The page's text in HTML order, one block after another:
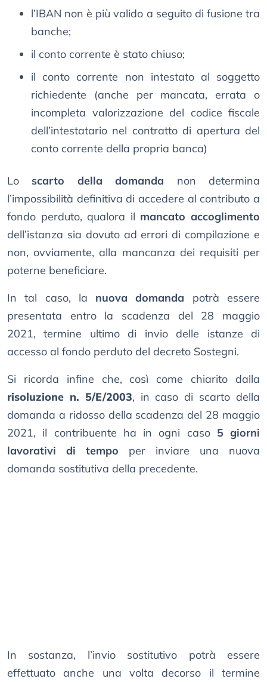
l’IBAN non è più valido a seguito di fusione tra
banche;
il conto corrente è stato chiuso;
il conto corrente non intestato al soggetto
richiedente (anche per mancata, errata o
incompleta valorizzazione del codice fiscale
dell’intestatario nel contratto di apertura del
conto corrente della propria banca)
Lo scarto della domanda non determina
l’impossibilità definitiva di accedere al contributo a
fondo perduto, qualora il mancato accoglimento
dell’istanza sia dovuto ad errori di compilazione e
non, ovviamente, alla mancanza dei requisiti per
poterne beneficiare.
In tal caso, la nuova domanda potrà essere
presentata entro la scadenza del 28 maggio
2021, termine ultimo di invio delle istanze di
accesso al fondo perduto del decreto Sostegni.
Si ricorda infine che, così come chiarito dalla
risoluzione n. 5/E/2003, in caso di scarto della
domanda a ridosso della scadenza del 28 maggio
2021, il contribuente ha in ogni caso 5 giorni
lavorativi di tempo per inviare una nuova
domanda sostitutiva della precedente.
In sostanza, l’invio sostitutivo potrà essere
effettuato anche una volta decorso il termine